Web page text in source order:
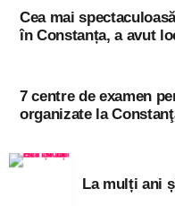
Cea mai
în Constanța, a avut
7 centre de examen
organizate la
La mulți ani